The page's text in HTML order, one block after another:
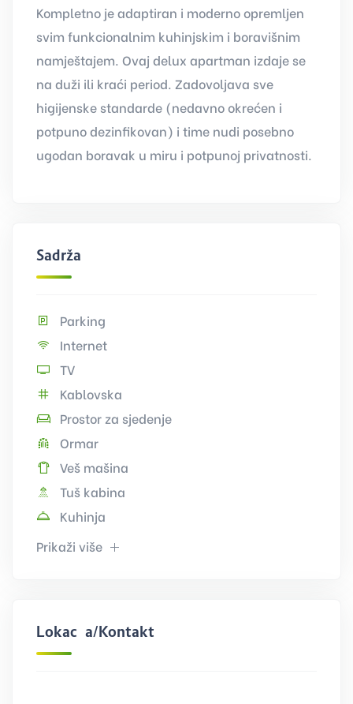
Kompletno je adaptiran i moderno opremljen
svim funkcionalnim kuhinjskim i boravišnim
namještajem. Ovaj delux apartman izdaje se
na duži ili kraći period. Zadovoljava sve
higijenske standarde (nedavno okrećen i
potpuno dezinfikovan) i time nudi posebno
ugodan boravak u miru i potpunoj privatnosti.
Sadržaj
Parking
Internet
TV
Kablovska
Prostor za sjedenje
Ormar
Veš mašina
Tuš kabina
Kuhinja
Prikaži više
Lokacija/Kontakt